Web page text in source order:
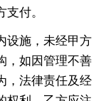
付。
设施，未经甲方
，如因管理不善
，法律责任及经